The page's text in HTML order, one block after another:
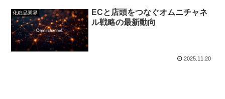
化粧品業界
ECと店頭をつなぐオムニチャネ
ル戦略の最新動向
2025.11.20